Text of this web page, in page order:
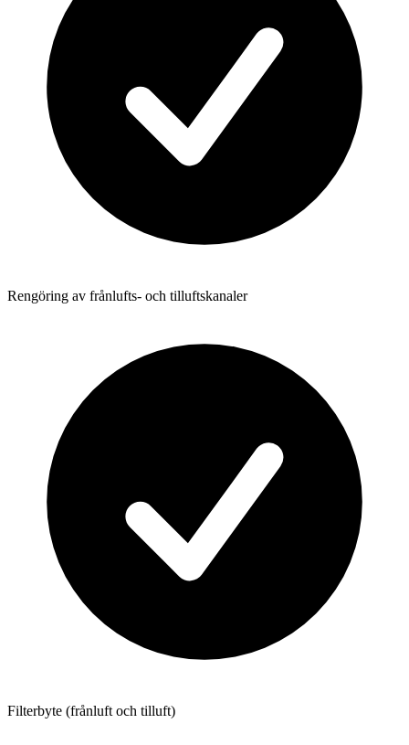
Rengöring av frånlufts- och tilluftskanaler
Filterbyte (frånluft och tilluft)